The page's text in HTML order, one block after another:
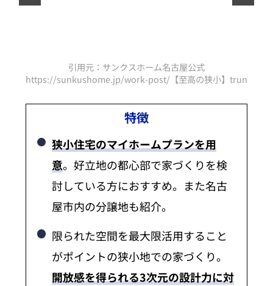
truna-lトゥルーナ-l＞/
引用元：サンクスホーム名古屋公式
https://sunkushome.jp/work-post/【至高の狭小】truna-lト
特徴
狭小住宅のマイホームプランを用
意。好立地の都心部で家づくりを検
討している方におすすめ。また名古
屋市内の分譲地も紹介。
限られた空間を最大限活用すること
がポイントの狭小地での家づくり。
開放感を得られる3次元の設計力に対